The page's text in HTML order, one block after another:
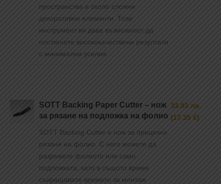
пространства и около сложни
декоративни елементи. Този
инструмент ви дава възможност да
постигнете висококачествени резултати
с минимални усилия.
SOTT Backing Paper Cutter – нож
за рязане на подложка на фолио
SOTT Backing Cutter е нож за прецизно
рязане на фолио. С него можете да
разрежете фолиото или само
подложката, като в същото време
съкращавате времето за монтаж
33.93 лв.
(17.35 €)